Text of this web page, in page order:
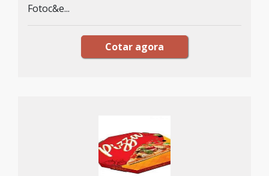
Fotoc&e...
Cotar agora